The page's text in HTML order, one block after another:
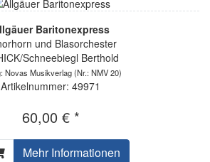
Baritonexpress
und Blasorchester
Schneebiegl Berthold
Novas Musikverlag(Nr.: NMV 20)
Artikelnummer: 49971
60,00 € *
Mehr Informationen